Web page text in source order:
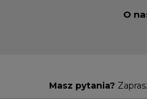
O
Masz pytania?